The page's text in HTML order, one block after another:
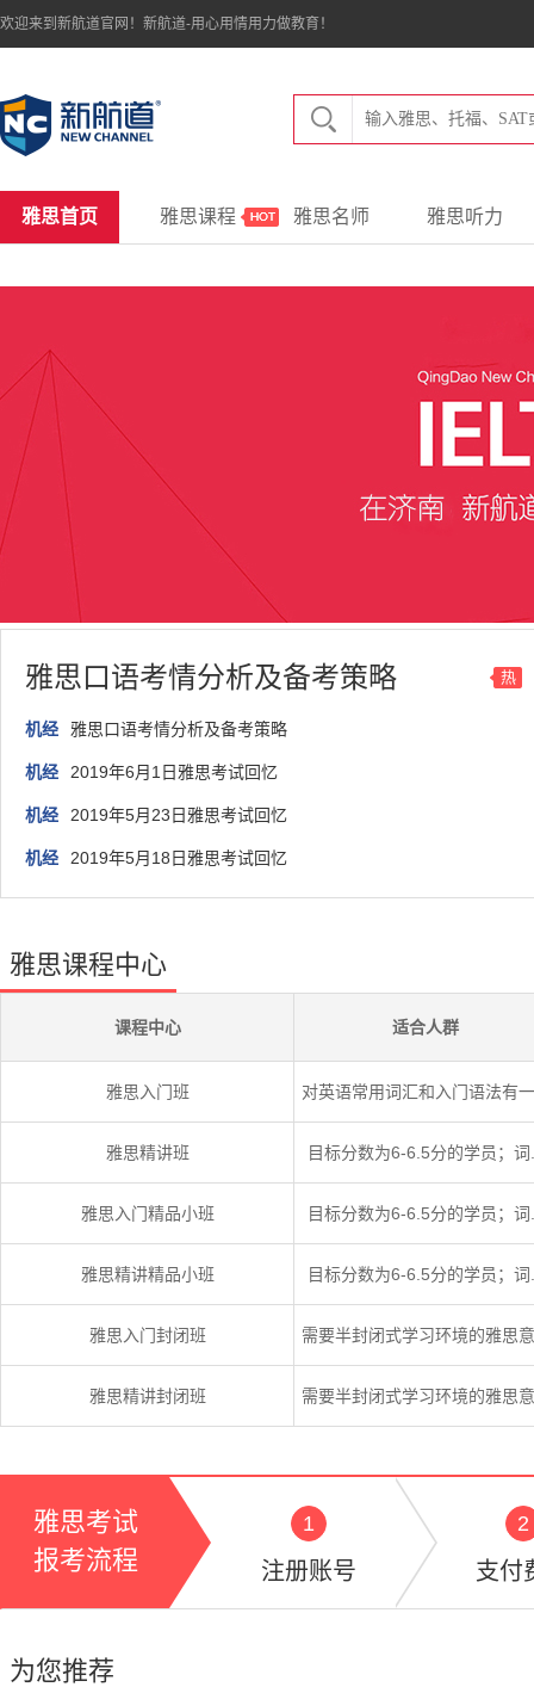
欢迎来到新航道官网！新航道-用心用情用力做教育！
雅思首页 雅思课程 雅思名师 雅思听力
雅思口语考情分析及备考策略 热
机经 雅思口语考情分析及备考策略
机经 2019年6月1日雅思考试回忆
机经 2019年5月23日雅思考试回忆
机经 2019年5月18日雅思考试回忆
雅思课程中心
课程中心 适合人群
雅思入门班 对英语常用词汇和入门语法有
雅思精讲班 目标分数为6-6.5分的学员；词
雅思入门精品小班 目标分数为6-6.5分的学员；词
雅思精讲精品小班 目标分数为6-6.5分的学员；词
雅思入门封闭班 需要半封闭式学习环境的雅思
雅思精讲封闭班 需要半封闭式学习环境的雅思
雅思考试
报考流程
1
注册账号
2
支付
为您推荐